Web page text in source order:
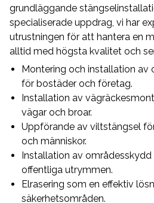
grundläggande
specialiserade uppdrag, vi har
utrustningen för att hantera en
alltid med högsta kvalitet och
Montering och installation av
för bostäder och företag.
Installation av
vägar och broar.
Uppförande av viltstängsel
och människor.
Installation av
offentliga utrymmen.
Elrasering som en effektiv
säkerhetsområden.